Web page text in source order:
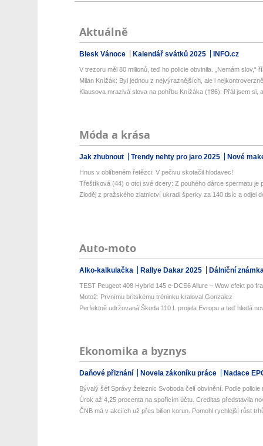
Aktuálně
Blesk Vánoce Kalendář svátků 2025 INFO.cz
V trezoru měl 80 milionů, teď ho policie obvinila. „Nemám slov,“
Milan Knížák: Byl jednou z nejvýraznějších, ale i
Klausova mrazivá slova na pohřbu Knížáka (†86): Přál jsem si,
Móda a krása
Jak zhubnout Trendy nehty pro jaro 2025 Nové
Hnus v oblíbeném řetězci: V pečivu skotačil hlodavec!
Třeštíková (44) o otci své dcery: Z pouhého dárce spermatu je
Zloděj z pražského zlatnictví ukradl šperky za 140 tisíc a odjel
Auto-moto
Alko-kalkulačka Rallye Dakar 2025 Dálniční
TEST Peugeot 408 Hybrid 145 e-DCS6 Allure – Wow efekt po
Moto2: Prvnímu britskému tréninku kraloval Gonzalez
Perfektně udržovaná Škoda 110 L projela Evropu a teď hledá
Ekonomika a byznys
Daňové přiznání Novela zákoníku práce Nadace
Bývalý šéf Správy železnic Svoboda čelí obvinění. Podle policie
Úrok až 4,25 procenta na spořicím účtu. Creditas představila
ČNB má v akciích už přes bilion korun. Pomohl rychlejší růst